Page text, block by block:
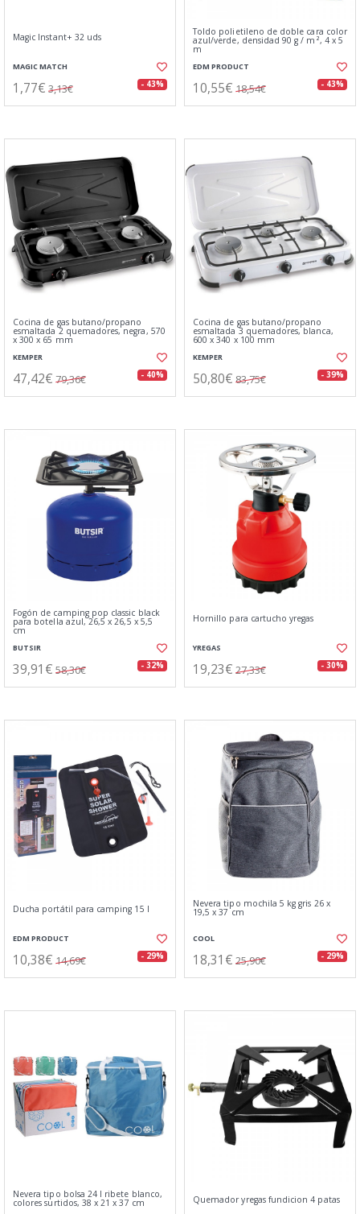
Magic Instant+ 32 uds
MAGIC MATCH
1,77€ 3,13€ - 43%
Toldo polietileno de doble cara color
azul/verde, densidad 90 g / m², 4 x 5
m
EDM PRODUCT
10,55€ 18,54€ - 43%
Cocina de gas butano/propano
esmaltada 2 quemadores, negra, 570
x 300 x 65 mm
KEMPER
47,42€ 79,36€ - 40%
Cocina de gas butano/propano
esmaltada 3 quemadores, blanca,
600 x 340 x 100 mm
KEMPER
50,80€ 83,75€ - 39%
Fogón de camping pop classic black
para botella azul, 26,5 x 26,5 x 5,5
cm
BUTSIR
39,91€ 58,30€ - 32%
Hornillo para cartucho yregas
YREGAS
19,23€ 27,33€ - 30%
Ducha portátil para camping 15 l
EDM PRODUCT
10,38€ 14,69€ - 29%
Nevera tipo mochila 5 kg gris 26 x
19,5 x 37 cm
COOL
18,31€ 25,90€ - 29%
Nevera tipo bolsa 24 l ribete blanco,
colores surtidos, 38 x 21 x 37 cm Quemador yregas fundicion 4 patas